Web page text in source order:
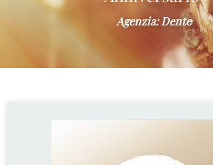
Agenzia: Dente